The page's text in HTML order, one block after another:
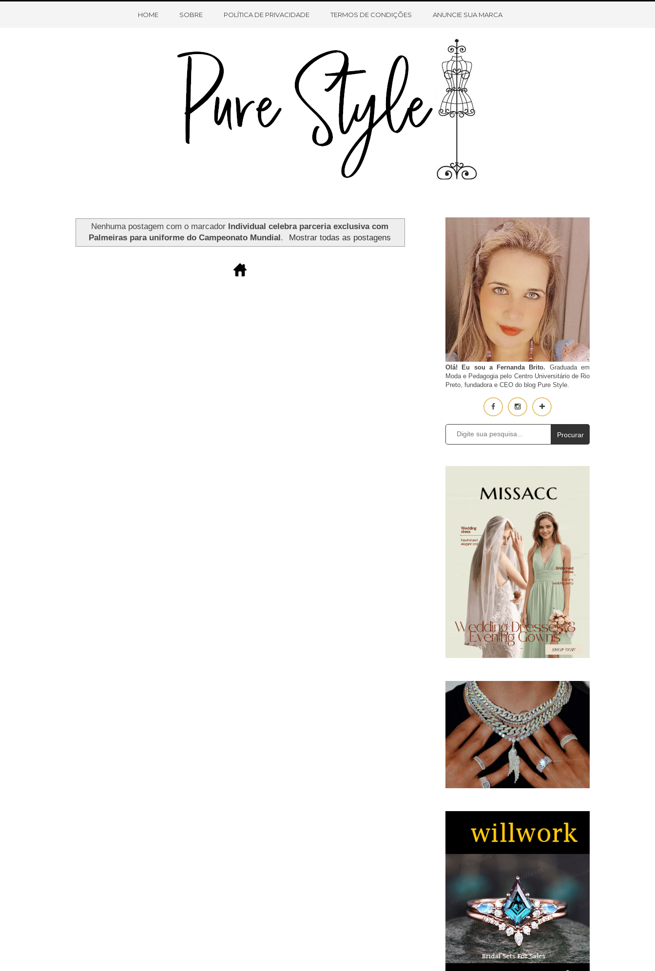
HOME SOBRE O BLOG CONTATO
HOME SOBRE POLÍTICA DE PRIVACIDADE TERMOS DE CONDIÇÕES ANUNCIE SUA MARCA
Nenhuma postagem com o marcador Individual celebra parceria exclusiva com
Palmeiras para uniforme do Campeonato Mundial. Mostrar todas as postagens
Olá! Eu sou a Fernanda Brito. Graduada em
Moda e Pedagogia pelo Centro Universitário de Rio
Preto, fundadora e CEO do blog Pure Style.
Procurar